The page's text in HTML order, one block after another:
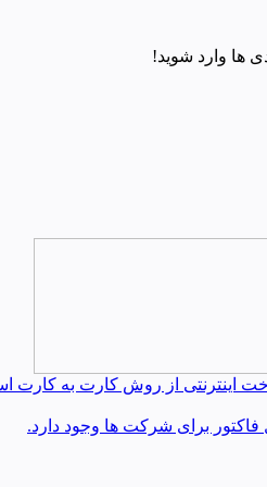
ها وارد شوید!
از روش کارت به کارت
فاکتور برای شرکت ها وجود دارد.